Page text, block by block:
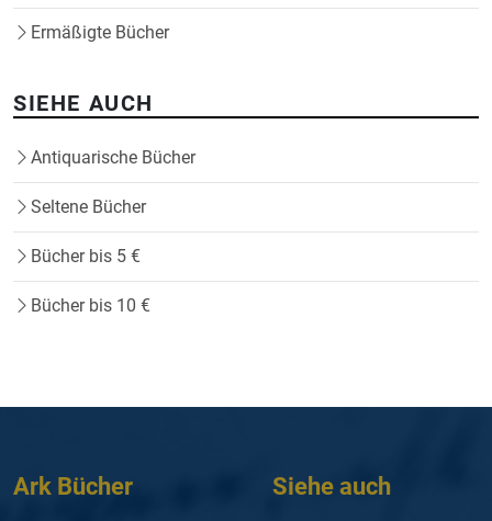
Ermäßigte Bücher
SIEHE AUCH
Antiquarische Bücher
Seltene Bücher
Bücher bis 5 €
Bücher bis 10 €
Ark Bücher Siehe auch